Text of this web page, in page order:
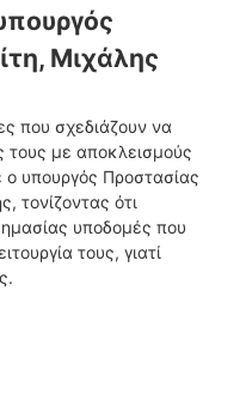
Μιχάλης
που σχεδιάζουν να
τους με αποκλεισμούς
ο υπουργός Προστασίας
τονίζοντας ότι
υποδομές που
τους, γιατί